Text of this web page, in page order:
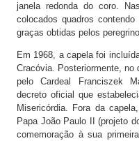
janela redonda do coro.
colocados quadros
graças obtidas pelos
Em 1968, a capela foi
Cracóvia. Posteriormente, no
pelo Cardeal Franciszek
decreto oficial que
Misericórdia. Fora da
Papa João Paulo II (projeto
comemoração à sua